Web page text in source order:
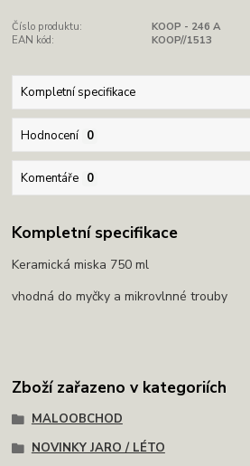
Číslo produktu:
KOOP - 246 A
EAN kód:
KOOP//1513
Kompletní specifikace
Hodnocení 0
Komentáře 0
Kompletní specifikace
Keramická miska 750 ml
vhodná do myčky a mikrovlnné trouby
Zboží zařazeno v kategoriích
MALOOBCHOD
NOVINKY JARO / LÉTO